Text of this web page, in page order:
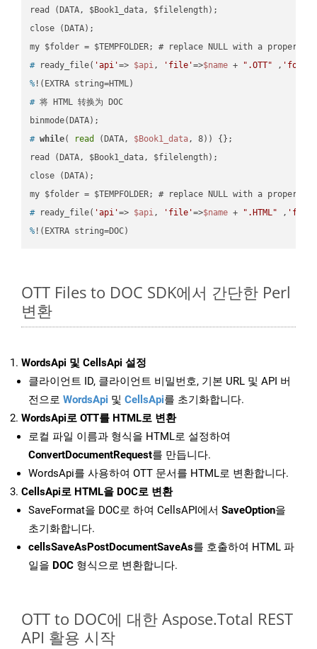
read (DATA, $Book1_data, $filelength);
close (DATA);
# ready_file( 'api'=> $api, 'file'=>$name + ".OTT" ,
% !(EXTRA string=HTML)
# 将 HTML 转换为 DOC
# while( read (DATA, $Book1_data, 8)) {};
read (DATA, $Book1_data, $filelength);
close (DATA);
# ready_file( 'api'=> $api, 'file'=>$name + ".HTML" ,
% !(EXTRA string=DOC)
OTT Files to DOC SDK에서 간단한 Perl
변환
WordsApi 및 CellsApi 설정
클라이언트 ID, 클라이언트 비밀번호, 기본 URL 및 API 버
전으로 WordsApi 및 CellsApi를 초기화합니다.
WordsApi로 OTT를 HTML로 변환
로컬 파일 이름과 형식을 HTML로 설정하여
ConvertDocumentRequest를 만듭니다.
WordsApi를 사용하여 OTT 문서를 HTML로 변환합니다.
CellsApi로 HTML을 DOC로 변환
SaveFormat을 DOC로 하여 CellsAPI에서 SaveOption을
초기화합니다.
cellsSaveAsPostDocumentSaveAs를 호출하여 HTML 파
일을 DOC 형식으로 변환합니다.
OTT to DOC에 대한 Aspose.Total REST
API 활용 시작